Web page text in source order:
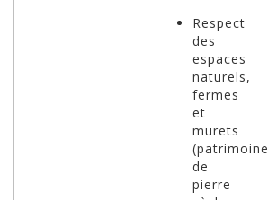
Respect
des
espaces
naturels,
fermes
et
murets
(patrimoine
de
pierre